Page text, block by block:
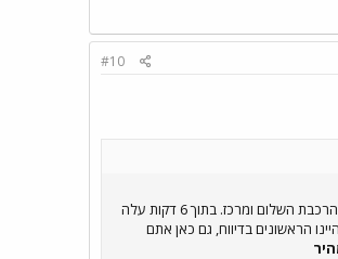
#10
מרגע תחילת האירוע....16:14 דקות התקבלה אצלי שיחת טלפון ממנהל האתר יוני גרינברג שהיה במקום על סוס שמטייל לו על המסילות ובתחנות הרכבת השלום ומרכז. בתוך 6 דקות עלה
5 פעמים בהתאם לזרימת מידע נוסף. היום היינו הראשונים בדיווח, גם כאן אתם